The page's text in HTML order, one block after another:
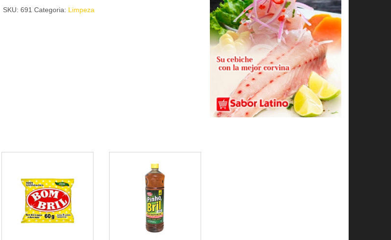
SKU: 691 Categoria: Limpeza